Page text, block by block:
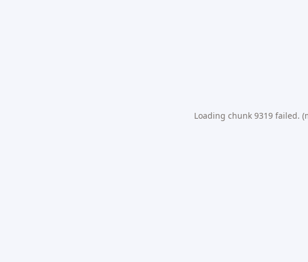
Loading chunk 9319 failed.